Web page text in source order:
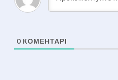
0 КОМЕНТАРІ